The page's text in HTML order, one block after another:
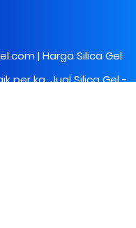
| Harga Silica Gel
per kg, Jual Silica Gel-